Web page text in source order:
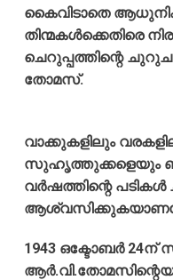
കൈവിടാതെ ആധുനിക
തിന്മകള്‍ക്കെതിരെ
ചെറുപ്പത്തിന്റെ
തോമസ്.
വാക്കുകളിലും
സുഹൃത്തുക്കളെയും
വര്‍ഷത്തിന്റെ
1943 ഒക്ടോബര്‍